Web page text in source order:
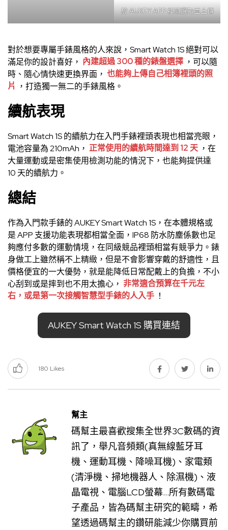
於 AUKEY APP 裡頭選取並上傳
對於想要專屬手錶風格的人來說，Smart Watch 1S 絕對可以
滿足你的設計喜好， 內建超過 300 種的錶盤選擇 ，可以隨
時、隨心情快速更換界面， 也能夠上傳自己相簿裡頭的照
片 ，打造獨一無二的手錶風格。
續航表現
Smart Watch 1S 的續航力在入門手錶裡頭表現也相當亮眼，
電池容量為 210mAh， 正常使用的續航時間達到 12 天 ，在
大量運動或是密集使用檢測功能的情況下，也能夠提供達
10 天的續航力。
總結
作為入門款手錶的 AUKEY Smart Watch 1S，在本體規格或
是 APP 支援功能表現都相當全面，IP68 防水防塵係數也足
夠應付多數的運動情境，在同級競品裡頭相當有競爭力。錶
身做工上雖然稱不上精緻，但是不會影響穿戴的舒適性，且
價格便宜的一大優勢，就是能降低日常配戴上的負擔，不小
心刮到或是摔到也不用太擔心， 非常適合預算在千元左
右，或是第一次接觸智慧型手錶的人入手 ！
AUKEY Smart Watch 1S 購買連結
180 Likes
幫主
碼幫主最喜歡搜集全世界3C數碼的資
訊了，舉凡音頻類(真無線藍牙耳
機、運動耳機、降噪耳機)、家電類
(清淨機、掃地機器人、除濕機)、液
晶電視、電腦LCD螢幕...所有數碼電
子產品，皆為碼幫主研究的範疇，希
望透過碼幫主的鑽研能減少你購買前